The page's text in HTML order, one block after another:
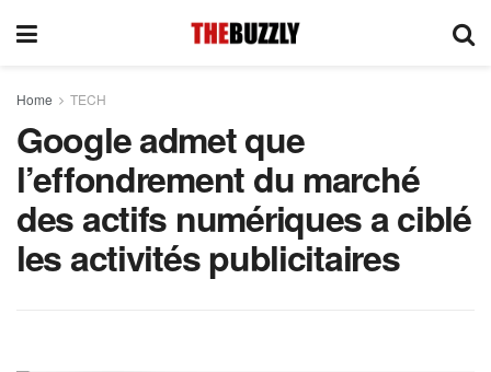
Home TECH
Google admet que
l’effondrement du marché
des actifs numériques a ciblé
les activités publicitaires